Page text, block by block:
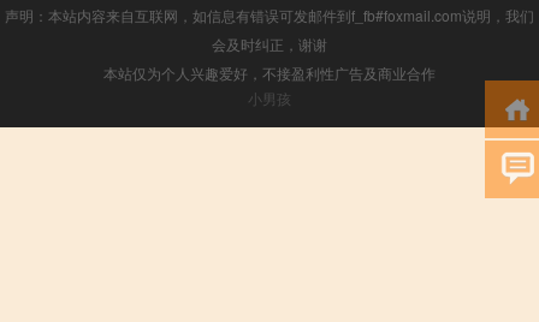
声明：本站内容来自互联网，如信息有错误可发邮件到f_fb#foxmail.com说明，我们
会及时纠正，谢谢
本站仅为个人兴趣爱好，不接盈利性广告及商业合作
小男孩